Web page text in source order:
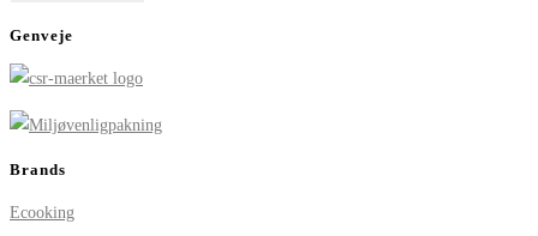
Genveje
Brands
Ecooking